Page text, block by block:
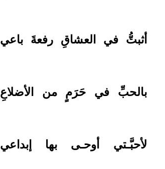
أثبتُّ في العشاقِ رفعةَ باعي
بالحبِّ في حَرَمٍ من الأضلاعِ
لأحبَّـتي أوحـى بها إبداعي